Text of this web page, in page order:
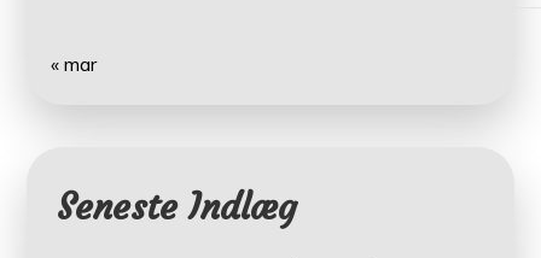
« mar
Seneste Indlæg